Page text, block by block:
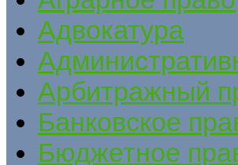
Адвокатура
Арбитражный
Банковское
Бюджетное